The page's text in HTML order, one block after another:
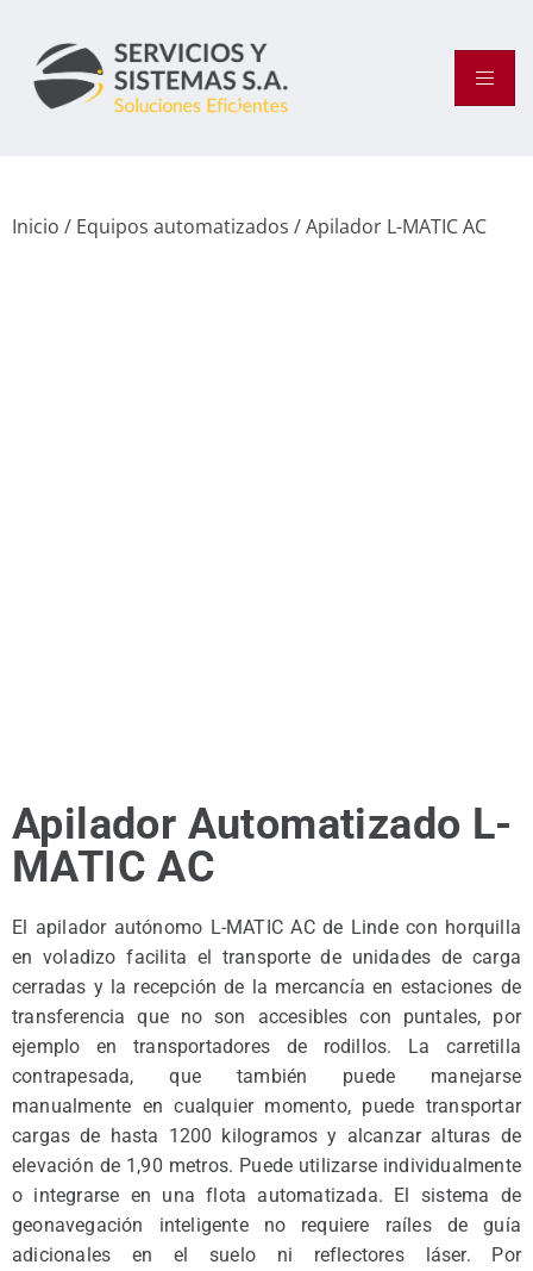
Inicio / Equipos automatizados / Apilador L-MATIC AC
Apilador Automatizado L-
MATIC AC
El apilador autónomo L-MATIC AC de Linde con horquilla
en voladizo facilita el transporte de unidades de carga
cerradas y la recepción de la mercancía en estaciones de
transferencia que no son accesibles con puntales, por
ejemplo en transportadores de rodillos. La carretilla
contrapesada, que también puede manejarse
manualmente en cualquier momento, puede transportar
cargas de hasta 1200 kilogramos y alcanzar alturas de
elevación de 1,90 metros. Puede utilizarse individualmente
o integrarse en una flota automatizada. El sistema de
geonavegación inteligente no requiere raíles de guía
adicionales en el suelo ni reflectores láser. Por